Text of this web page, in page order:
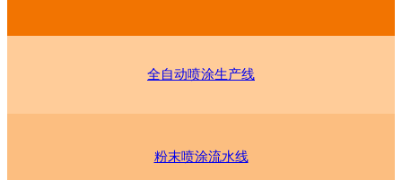
全自动喷涂生产线
粉末喷涂流水线